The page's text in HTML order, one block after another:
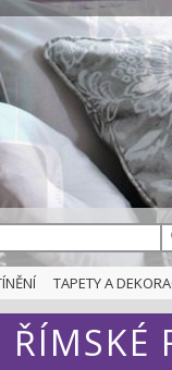
TAPETY A
ŘÍMSKÉ